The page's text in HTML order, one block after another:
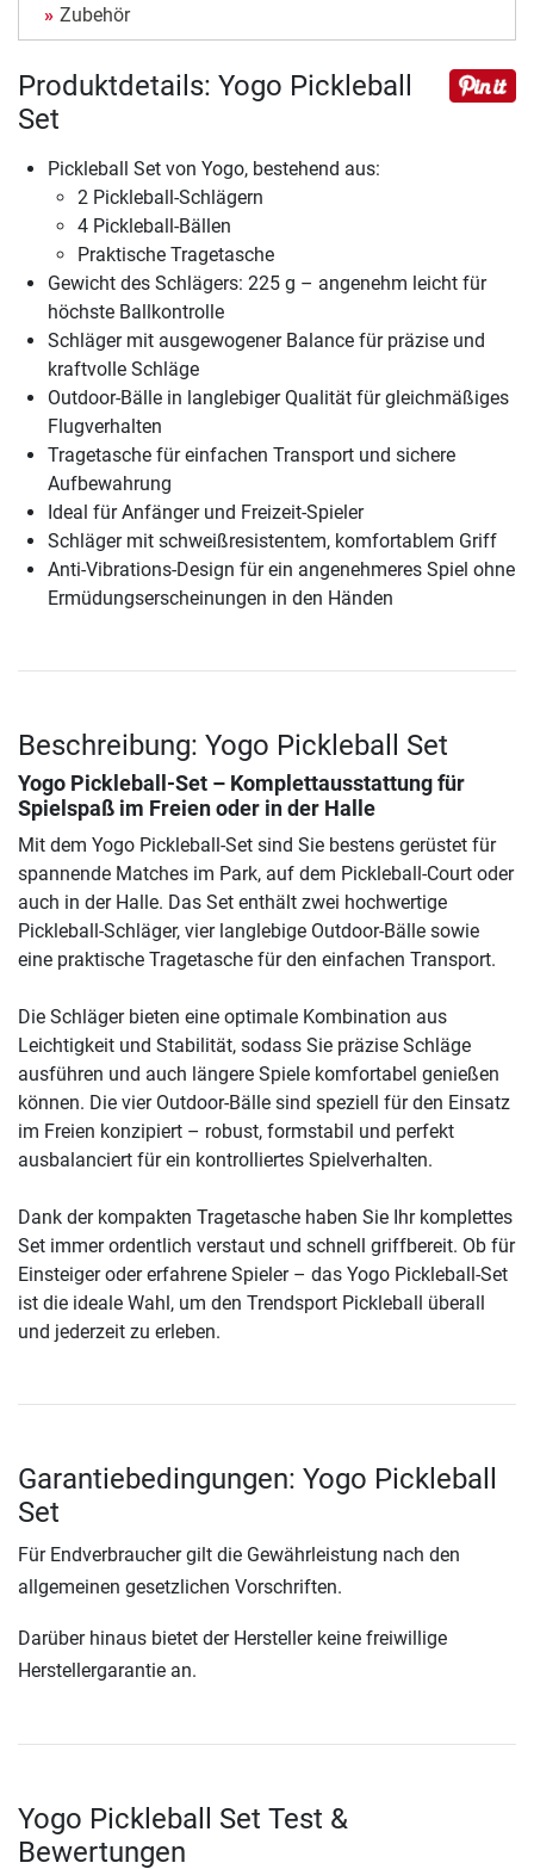
Zubehör
Produktdetails: Yogo Pickleball
Set
Pickleball Set von Yogo, bestehend aus:
2 Pickleball-Schlägern
4 Pickleball-Bällen
Praktische Tragetasche
Gewicht des Schlägers: 225 g – angenehm leicht für
höchste Ballkontrolle
Schläger mit ausgewogener Balance für präzise und
kraftvolle Schläge
Outdoor-Bälle in langlebiger Qualität für gleichmäßiges
Flugverhalten
Tragetasche für einfachen Transport und sichere
Aufbewahrung
Ideal für Anfänger und Freizeit-Spieler
Schläger mit schweißresistentem, komfortablem Griff
Anti-Vibrations-Design für ein angenehmeres Spiel ohne
Ermüdungserscheinungen in den Händen
Beschreibung: Yogo Pickleball Set
Yogo Pickleball-Set – Komplettausstattung für
Spielspaß im Freien oder in der Halle
Mit dem Yogo Pickleball-Set sind Sie bestens gerüstet für
spannende Matches im Park, auf dem Pickleball-Court oder
auch in der Halle. Das Set enthält zwei hochwertige
Pickleball-Schläger, vier langlebige Outdoor-Bälle sowie
eine praktische Tragetasche für den einfachen Transport.
Die Schläger bieten eine optimale Kombination aus
Leichtigkeit und Stabilität, sodass Sie präzise Schläge
ausführen und auch längere Spiele komfortabel genießen
können. Die vier Outdoor-Bälle sind speziell für den Einsatz
im Freien konzipiert – robust, formstabil und perfekt
ausbalanciert für ein kontrolliertes Spielverhalten.
Dank der kompakten Tragetasche haben Sie Ihr komplettes
Set immer ordentlich verstaut und schnell griffbereit. Ob für
Einsteiger oder erfahrene Spieler – das Yogo Pickleball-Set
ist die ideale Wahl, um den Trendsport Pickleball überall
und jederzeit zu erleben.
Garantiebedingungen: Yogo Pickleball
Set
Für Endverbraucher gilt die Gewährleistung nach den
allgemeinen gesetzlichen Vorschriften.
Darüber hinaus bietet der Hersteller keine freiwillige
Herstellergarantie an.
Yogo Pickleball Set Test &
Bewertungen